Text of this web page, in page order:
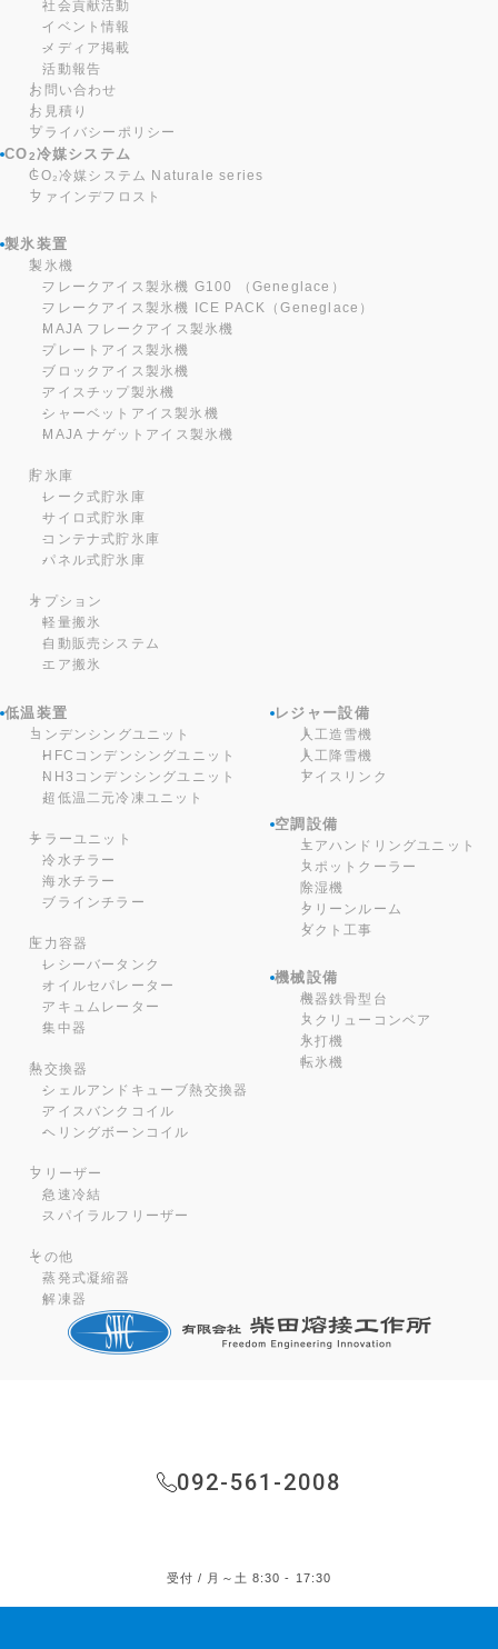
社会貢献活動
イベント情報
メディア掲載
活動報告
お問い合わせ
お見積り
プライバシーポリシー
CO2冷媒システム
CO₂冷媒システム Naturale series
ファインデフロスト
製氷装置
製氷機
フレークアイス製氷機 G100 （Geneglace）
フレークアイス製氷機 ICE PACK（Geneglace）
MAJA フレークアイス製氷機
プレートアイス製氷機
ブロックアイス製氷機
アイスチップ製氷機
シャーベットアイス製氷機
MAJA ナゲットアイス製氷機
貯氷庫
レーク式貯氷庫
サイロ式貯氷庫
コンテナ式貯氷庫
パネル式貯氷庫
オプション
軽量搬氷
自動販売システム
エア搬氷
低温装置
コンデンシングユニット
HFCコンデンシングユニット
NH3コンデンシングユニット
超低温二元冷凍ユニット
チラーユニット
冷水チラー
海水チラー
ブラインチラー
圧力容器
レシーバータンク
オイルセパレーター
アキュムレーター
集中器
熱交換器
シェルアンドキューブ熱交換器
アイスバンクコイル
ヘリングボーンコイル
フリーザー
急速冷結
スパイラルフリーザー
その他
蒸発式凝縮器
解凍器
レジャー設備
人工造雪機
人工降雪機
アイスリンク
空調設備
エアハンドリングユニット
スポットクーラー
除湿機
クリーンルーム
ダクト工事
機械設備
機器鉄骨型台
スクリューコンベア
氷打機
転氷機
092-561-2008
受付 / 月～土 8:30 - 17:30